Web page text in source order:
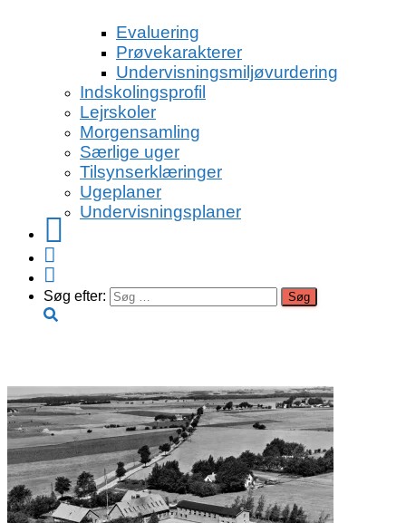
Evaluering
Prøvekarakterer
Undervisningsmiljøvurdering
Indskolingsprofil
Lejrskoler
Morgensamling
Særlige uger
Tilsynserklæringer
Ugeplaner
Undervisningsplaner
Søg efter: